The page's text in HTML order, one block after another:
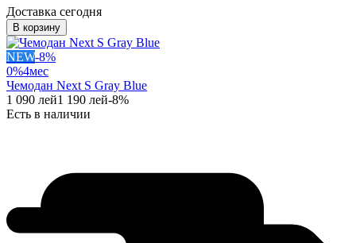
Доставка сегодня
В корзину
NEW-8%
0%4мес
Чемодан Next S Gray Blue
1 090 лей1 190 лей-8%
Есть в наличии